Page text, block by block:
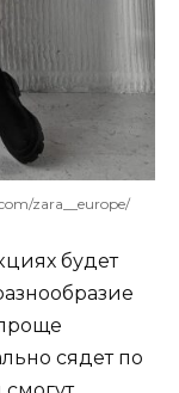
zara__europe/
будет
сядет по